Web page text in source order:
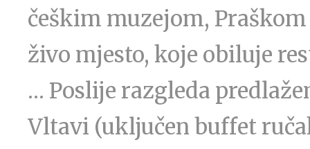
češkim muzejom,
živo mjesto, koje obiluje
… Poslije razgleda
Vltavi (uključen buffet